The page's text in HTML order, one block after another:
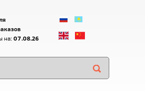
на:07.08.26